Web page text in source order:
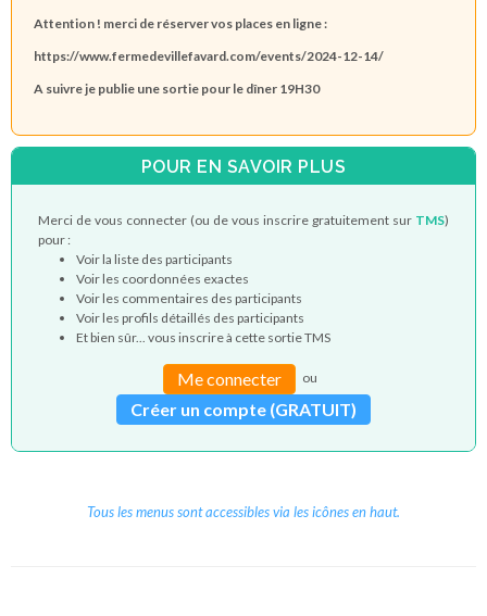
Attention ! merci de réserver vos places en ligne :
https://www.fermedevillefavard.com/events/2024-12-14/
A suivre je publie une sortie pour le dîner 19H30
POUR EN SAVOIR PLUS
Merci de vous connecter (ou de vous inscrire gratuitement sur TMS)
pour :
Voir la liste des participants
Voir les coordonnées exactes
Voir les commentaires des participants
Voir les profils détaillés des participants
Et bien sûr... vous inscrire à cette sortie TMS
Me connecter ou
Créer un compte (GRATUIT)
Tous les menus sont accessibles via les icônes en haut.